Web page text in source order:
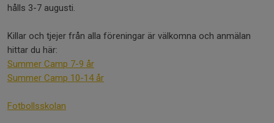
hålls 3-7 augusti.
Killar och tjejer från alla föreningar är välkomna och anmälan
hittar du här:
Summer Camp 7-9 år
Summer Camp 10-14 år
Fotbollsskolan